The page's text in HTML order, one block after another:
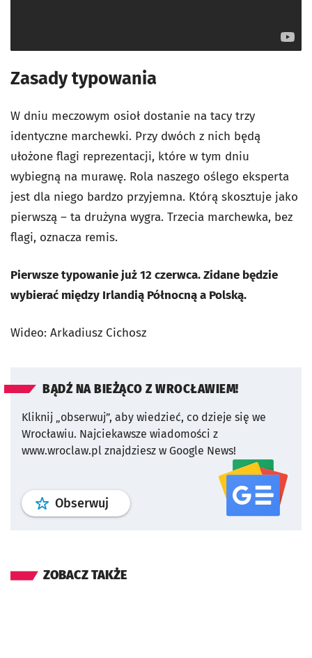
Zasady typowania
W dniu meczowym osioł dostanie na tacy trzy
identyczne marchewki. Przy dwóch z nich będą
ułożone flagi reprezentacji, które w tym dniu
wybiegną na murawę. Rola naszego oślego eksperta
jest dla niego bardzo przyjemna. Którą skosztuje jako
pierwszą – ta drużyna wygra. Trzecia marchewka, bez
flagi, oznacza remis.
Pierwsze typowanie już 12 czerwca. Zidane będzie
wybierać między Irlandią Północną a Polską.
Wideo: Arkadiusz Cichosz
BĄDŹ NA BIEŻĄCO Z WROCŁAWIEM!
Kliknij „obserwuj”, aby wiedzieć, co dzieje się we
Wrocławiu. Najciekawsze wiadomości z
www.wroclaw.pl znajdziesz w Google News!
Obserwuj profil serwisu
ZOBACZ TAKŻE